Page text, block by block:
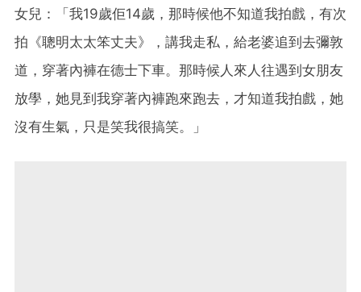
女兒：「我19歲佢14歲，那時候他不知道我拍戲，有次
拍《聰明太太笨丈夫》，講我走私，給老婆追到去彌敦
道，穿著內褲在德士下車。那時候人來人往遇到女朋友
放學，她見到我穿著內褲跑來跑去，才知道我拍戲，她
沒有生氣，只是笑我很搞笑。」